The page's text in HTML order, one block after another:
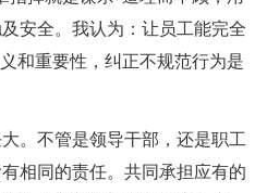
安全。我认为：让员工能完全
和重要性，纠正不规范行为是
。不管是领导干部，还是职工
相同的责任。共同承担应有的